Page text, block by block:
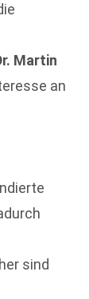
Martin
an
sind